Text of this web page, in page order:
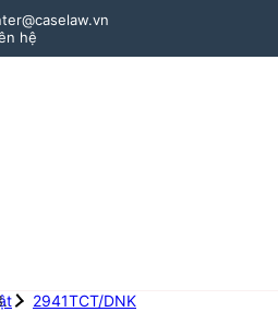
hệ
2941TCT/DNK